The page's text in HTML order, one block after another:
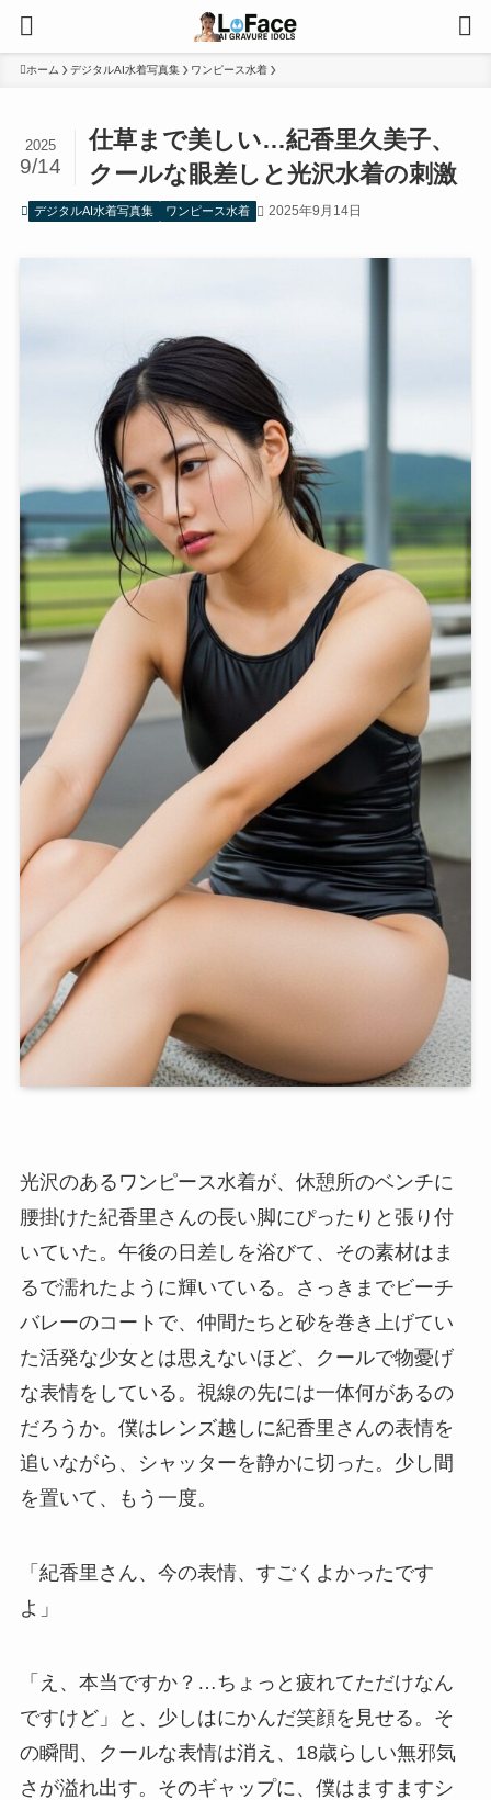
ホーム デジタルAI水着写真集 ワンピース水着
仕草まで美しい…紀香里久美子、
クールな眼差しと光沢水着の刺激
2025
9/14
デジタルAI水着写真集 ワンピース水着 2025年9月14日
光沢のあるワンピース水着が、休憩所のベンチに
腰掛けた紀香里さんの長い脚にぴったりと張り付
いていた。午後の日差しを浴びて、その素材はま
るで濡れたように輝いている。さっきまでビーチ
バレーのコートで、仲間たちと砂を巻き上げてい
た活発な少女とは思えないほど、クールで物憂げ
な表情をしている。視線の先には一体何があるの
だろうか。僕はレンズ越しに紀香里さんの表情を
追いながら、シャッターを静かに切った。少し間
を置いて、もう一度。
「紀香里さん、今の表情、すごくよかったです
よ」
「え、本当ですか？…ちょっと疲れてただけなん
ですけど」と、少しはにかんだ笑顔を見せる。そ
の瞬間、クールな表情は消え、18歳らしい無邪気
さが溢れ出す。そのギャップに、僕はますますシ